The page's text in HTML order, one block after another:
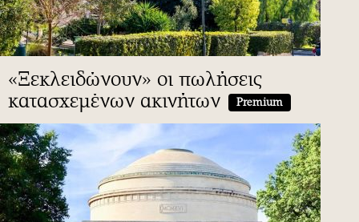
«Ξεκλειδώνουν» οι πωλήσεις
κατασχεμένων ακινήτων
Premium